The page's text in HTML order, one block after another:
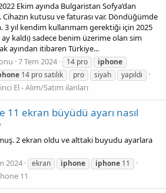
Ekim ayında Bulgaristan Sofya’dan
Cihazın kutusu ve faturası var. Döndüğümde
3 yıl kendim kullanmam gerektiği için 2025
kaldı) sadece benim üzerime olan sim
ayından itibaren Türkiye...
7 Tem 2024 14 pro
iphone
14 pro satılık pro siyah yapıldı
El - Alım/Satım ilanları
11 ekran büyüdü ayarı nasıl
2 ekran oldu ve alttaki buyudu ayarlara
2024 ekran iphone iphone 11
11